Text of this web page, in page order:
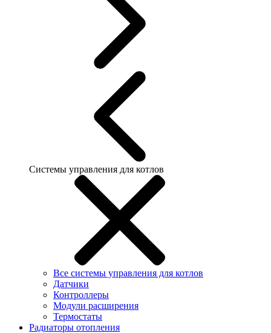
Системы управления для котлов
Все системы управления для котлов
Датчики
Контроллеры
Модули расширения
Термостаты
Радиаторы отопления